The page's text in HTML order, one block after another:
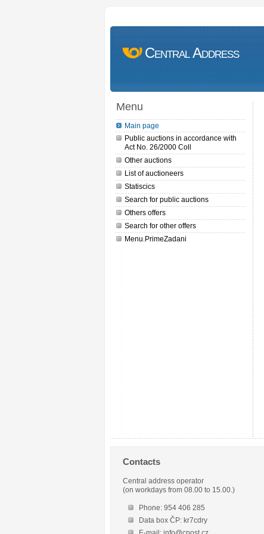
Central Address
Menu
Main page
Public auctions in accordance with
Act No. 26/2000 Coll
Other auctions
List of auctioneers
Statiscics
Search for public auctions
Others offers
Search for other offers
Menu.PrimeZadani
Contacts
Central address operator
(on workdays from 08.00 to 15.00.)
Phone: 954 406 285
Data box ČP: kr7cdry